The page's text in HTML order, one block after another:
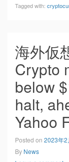
Tagged with:
海外仮
Crypto
below
halt,
Yahoo
Posted on 2023年2
By News